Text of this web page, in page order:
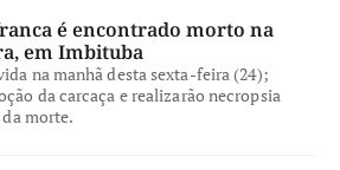
é encontrado morto na
em Imbituba
na manhã desta sexta-feira (24);
da carcaça e realizarão necropsia
morte.